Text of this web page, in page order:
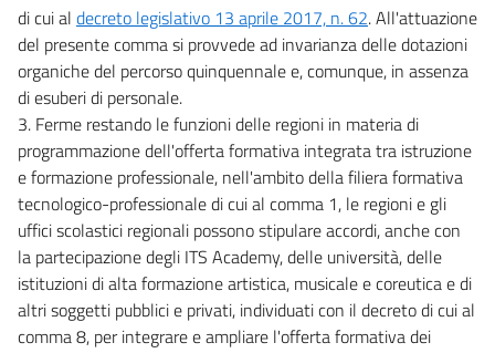
di cui al decreto legislativo 13 aprile 2017, n. 62. All'attuazione
del presente comma si provvede ad invarianza delle dotazioni
organiche del percorso quinquennale e, comunque, in assenza
di esuberi di personale.
3. Ferme restando le funzioni delle regioni in materia di
programmazione dell'offerta formativa integrata tra istruzione
e formazione professionale, nell'ambito della filiera formativa
tecnologico-professionale di cui al comma 1, le regioni e gli
uffici scolastici regionali possono stipulare accordi, anche con
la partecipazione degli ITS Academy, delle università, delle
istituzioni di alta formazione artistica, musicale e coreutica e di
altri soggetti pubblici e privati, individuati con il decreto di cui al
comma 8, per integrare e ampliare l'offerta formativa dei